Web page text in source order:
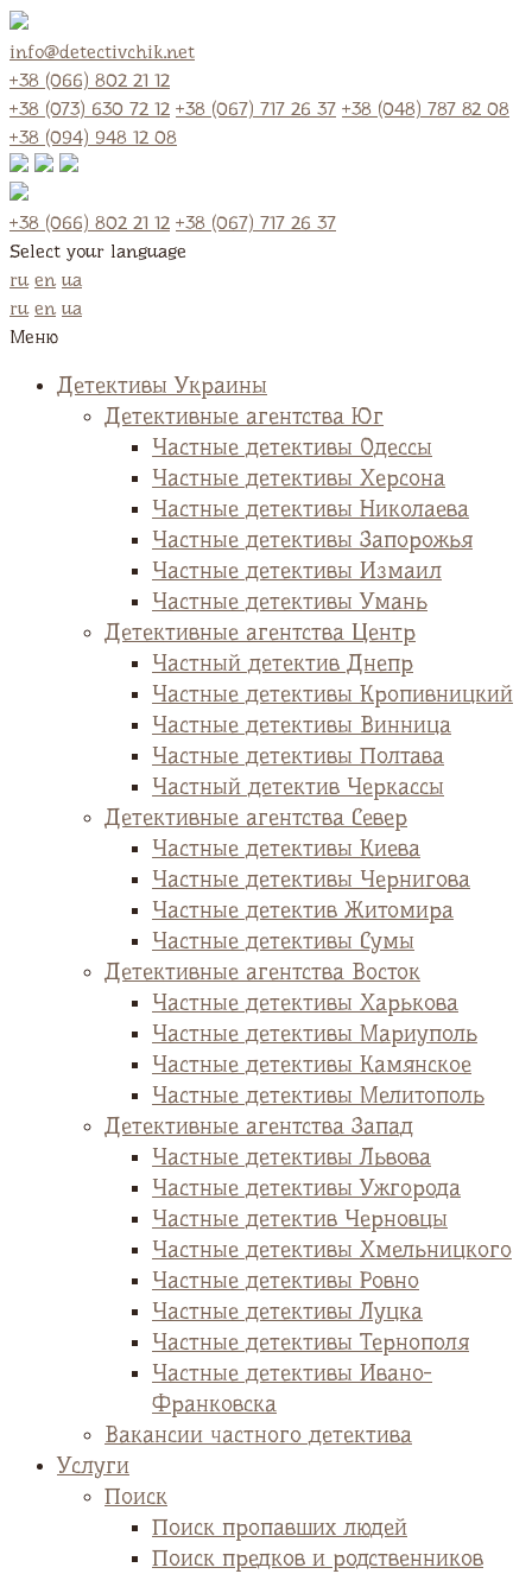
info@detectivchik.net
+38 (066) 802 21 12
+38 (073) 630 72 12 +38 (067) 717 26 37 +38 (048) 787 82 08
+38 (094) 948 12 08
+38 (066) 802 21 12 +38 (067) 717 26 37
Select your language
ru en ua
ru en ua
Меню
Детективы Украины
Детективные агентства Юг
Частные детективы Одессы
Частные детективы Херсона
Частные детективы Николаева
Частные детективы Запорожья
Частные детективы Измаил
Частные детективы Умань
Детективные агентства Центр
Частный детектив Днепр
Частные детективы Кропивницкий
Частные детективы Винница
Частные детективы Полтава
Частный детектив Черкассы
Детективные агентства Север
Частные детективы Киева
Частные детективы Чернигова
Частные детектив Житомира
Частные детективы Сумы
Детективные агентства Восток
Частные детективы Харькова
Частные детективы Мариуполь
Частные детективы Камянское
Частные детективы Мелитополь
Детективные агентства Запад
Частные детективы Львова
Частные детективы Ужгорода
Частные детектив Черновцы
Частные детективы Хмельницкого
Частные детективы Ровно
Частные детективы Луцка
Частные детективы Тернополя
Частные детективы Ивано-
Франковска
Вакансии частного детектива
Услуги
Поиск
Поиск пропавших людей
Поиск предков и родственников